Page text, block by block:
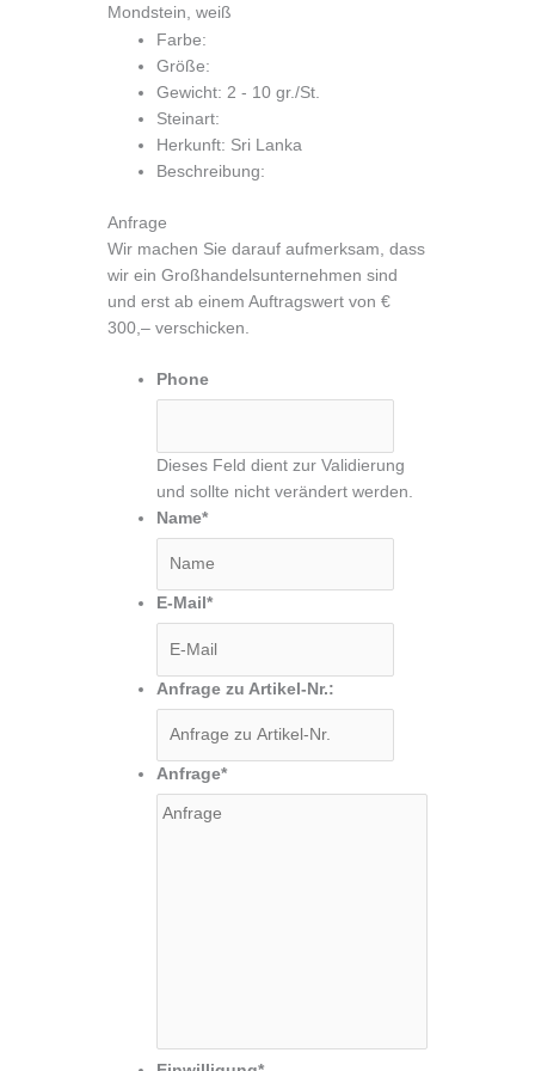
Mondstein, weiß
Farbe:
Größe:
Gewicht: 2 - 10 gr./St.
Steinart:
Herkunft: Sri Lanka
Beschreibung:
Anfrage
Wir machen Sie darauf aufmerksam, dass
wir ein Großhandelsunternehmen sind
und erst ab einem Auftragswert von €
300,– verschicken.
Phone
Dieses Feld dient zur Validierung
und sollte nicht verändert werden.
Name*
E-Mail *
Anfrage zu Artikel-Nr.:
Anfrage*